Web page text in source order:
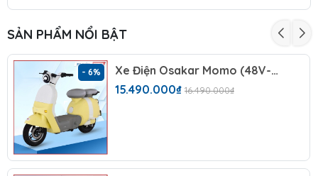
SẢN PHẨM NỔI BẬT
- 6%
Xe Điện Osakar Momo (48V-23Ah)
15.490.000₫ 16.490.000₫